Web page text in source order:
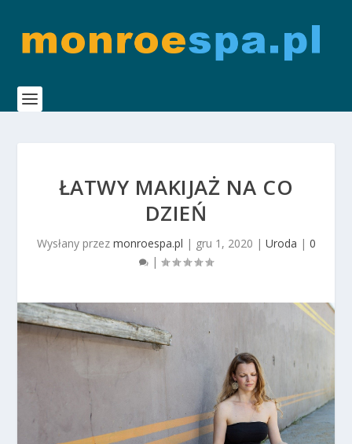
ŁATWY MAKIJAŻ NA CO
DZIEŃ
Wysłany przez monroespa.pl | gru 1, 2020 | Uroda | 0
|